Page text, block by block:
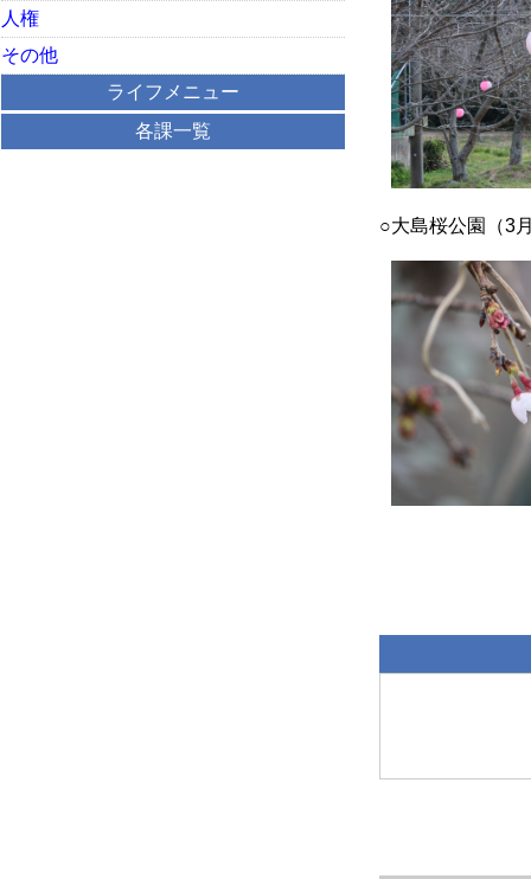
○大島桜公園（3
人権
その他
ライフメニュー
各課一覧